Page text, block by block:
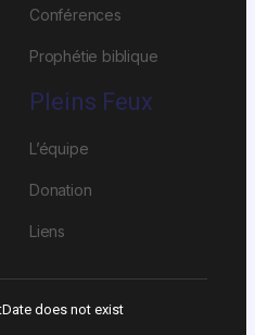
Conférences
Prophétie biblique
Pleins Feux
L’équipe
Donation
Liens
does not exist